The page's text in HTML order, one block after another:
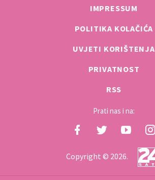
IMPRESSUM
POLITIKA KOLAČIĆA
UVJETI KORIŠTENJA
PRIVATNOST
RSS
Prati nas i na:
Copyright © 2026.